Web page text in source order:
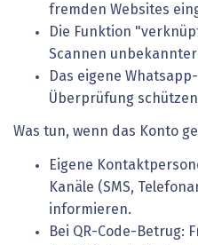
fremden Websites
Die Funktion
Scannen unbekannter
Das eigene
Überprüfung
Was tun, wenn das Konto
Eigene
Kanäle (SMS,
informieren.
Bei QR-Code-Betrug: